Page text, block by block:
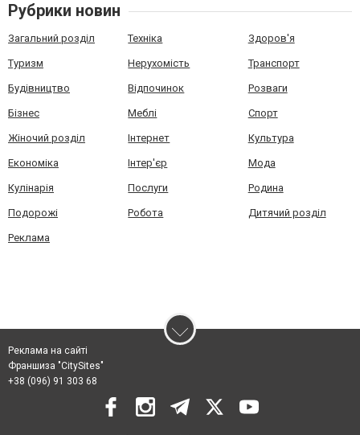
Рубрики новин
Загальний розділ Техніка Здоров'я
Туризм Нерухомість Транспорт
Будівництво Відпочинок Розваги
Бізнес Меблі Спорт
Жіночий розділ Інтернет Культура
Економіка Інтер'єр Мода
Кулінарія Послуги Родина
Подорожі Робота Дитячий розділ
Реклама
Реклама на сайті
Франшиза "CitySites"
+38 (096) 91 303 68